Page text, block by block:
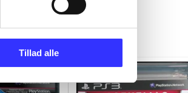
Tillad alle